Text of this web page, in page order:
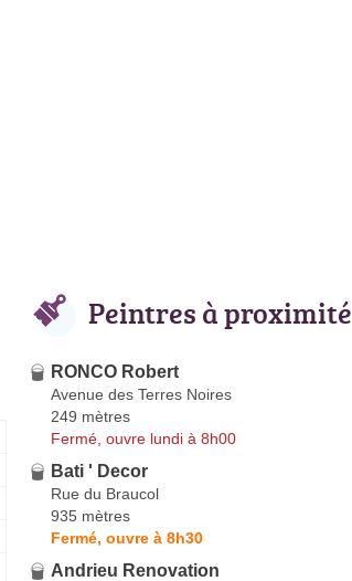
Peintres à proximité
RONCO Robert
Avenue des Terres Noires
249 mètres
Fermé, ouvre lundi à 8h00
Bati ' Decor
Rue du Braucol
935 mètres
Fermé, ouvre à 8h30
Andrieu Renovation